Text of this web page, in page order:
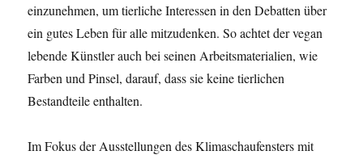
einzunehmen, um tierliche Interessen in den Debatten über
ein gutes Leben für alle mitzudenken. So achtet der vegan
lebende Künstler auch bei seinen Arbeitsmaterialien, wie
Farben und Pinsel, darauf, dass sie keine tierlichen
Bestandteile enthalten.
Im Fokus der Ausstellungen des Klimaschaufensters mit